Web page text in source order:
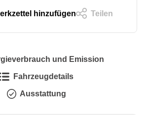
hinzufügen Teilen
und Emission
Fahrzeugdetails
Ausstattung